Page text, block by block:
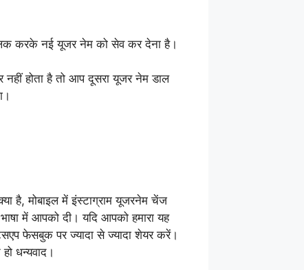
करके नई यूजर नेम को सेव कर देना है।
होता है तो आप दूसरा यूजर नेम डाल
है, मोबाइल में इंस्टाग्राम यूजरनेम चेंज
में आपको दी। यदि आपको हमारा यह
फेसबुक पर ज्यादा से ज्यादा शेयर करें।
धन्यवाद।